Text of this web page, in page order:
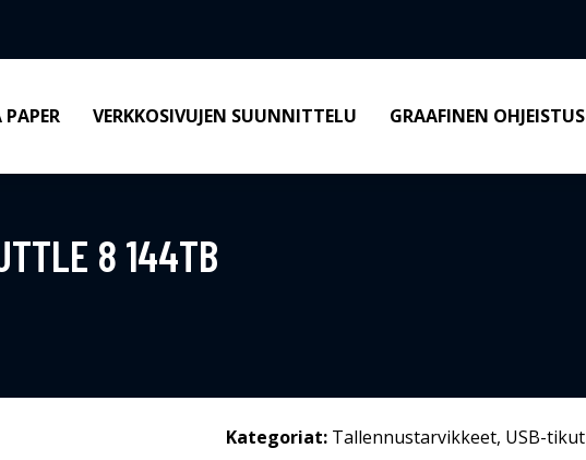
VERKKOSIVUJEN SUUNNITTELU GRAAFINEN OHJEISTUS
8 144TB
Kategoriat: Tallennustarvikkeet, USB-tikut